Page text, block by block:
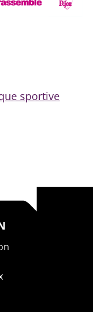
sportive